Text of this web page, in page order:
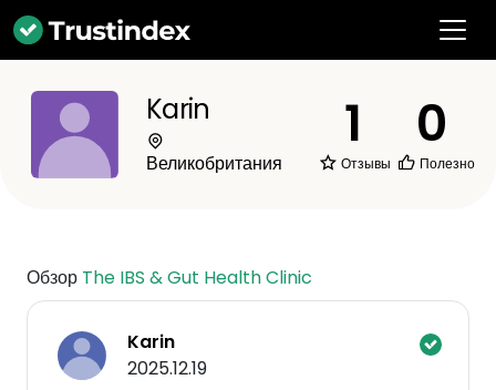
Karin
Великобритания
1
Отзывы
0
Полезно
Обзор The IBS & Gut Health Clinic
Karin
2025.12.19